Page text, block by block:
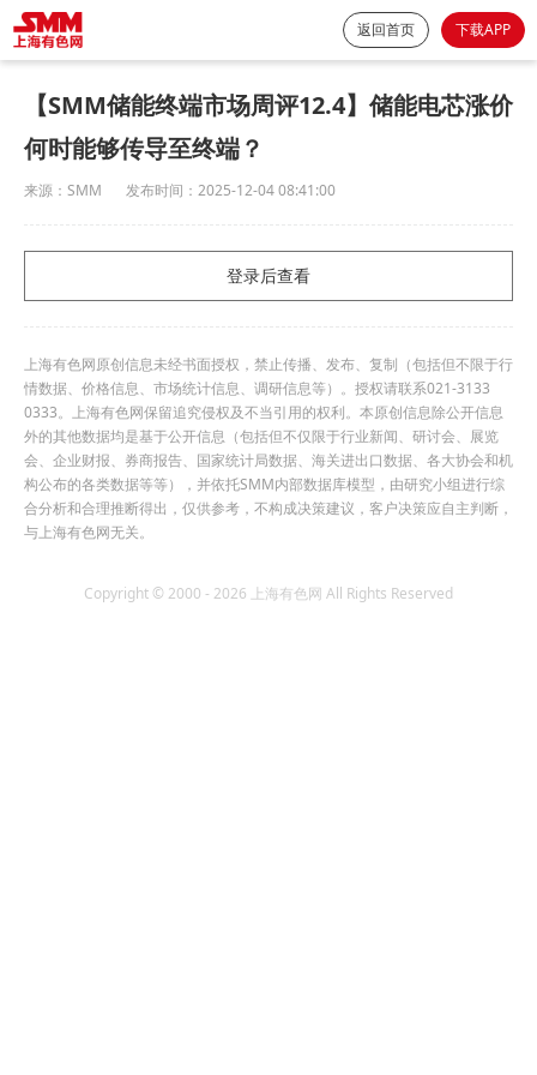
返回首页 下载APP
【SMM储能终端市场周评12.4】储能电芯涨价
何时能够传导至终端？
来源： SMM 发布时间： 2025-12-04 08:41:00
登录后查看
上海有色网原创信息未经书面授权，禁止传播、发布、复制（包括但不限于行
情数据、价格信息、市场统计信息、调研信息等）。授权请联系021-3133
0333。上海有色网保留追究侵权及不当引用的权利。本原创信息除公开信息
外的其他数据均是基于公开信息（包括但不仅限于行业新闻、研讨会、展览
会、企业财报、券商报告、国家统计局数据、海关进出口数据、各大协会和机
构公布的各类数据等等），并依托SMM内部数据库模型，由研究小组进行综
合分析和合理推断得出，仅供参考，不构成决策建议，客户决策应自主判断，
与上海有色网无关。
Copyright © 2000 - 2026 上海有色网 All Rights Reserved